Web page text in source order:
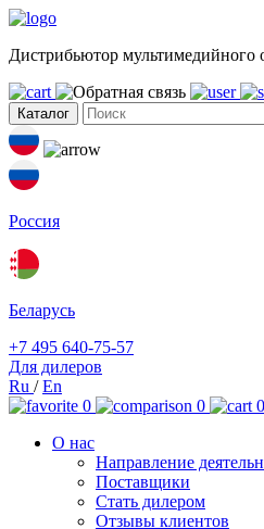
Дистрибьютор мультимедийного
Каталог
Россия
Беларусь
+7 495 640-75-57
Для дилеров
Ru /En
0
0
0
О нас
Направление
Поставщики
Стать дилером
Отзывы клиентов